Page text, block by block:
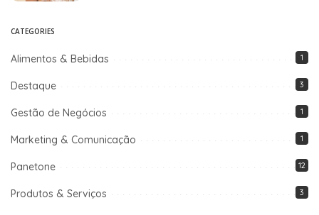
CATEGORIES
Alimentos & Bebidas 1
Destaque 3
Gestão de Negócios 1
Marketing & Comunicação 1
Panetone 12
Produtos & Serviços 3